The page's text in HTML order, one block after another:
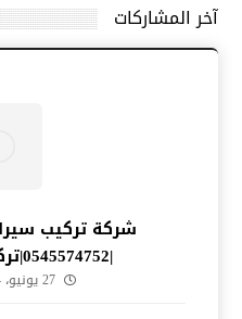
آخر المشاركات
شركة تركيب
|0545574752|تركيب السيراميك
27 يونيو، 2024